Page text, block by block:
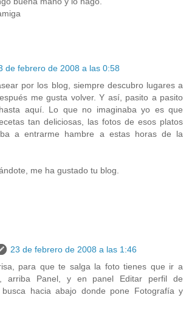
de febrero de 2008 a las 0:58
por los blog, siempre descubro lugares a
me gusta volver. Y así, pasito a pasito
aquí. Lo que no imaginaba yo es que
tan deliciosas, las fotos de esos platos
a entrarme hambre a estas horas de la
me ha gustado tu blog.
23 de febrero de 2008 a las 1:46
para que te salga la foto tienes que ir a
arriba Panel, y en panel Editar perfil de
busca hacia abajo donde pone Fotografía y